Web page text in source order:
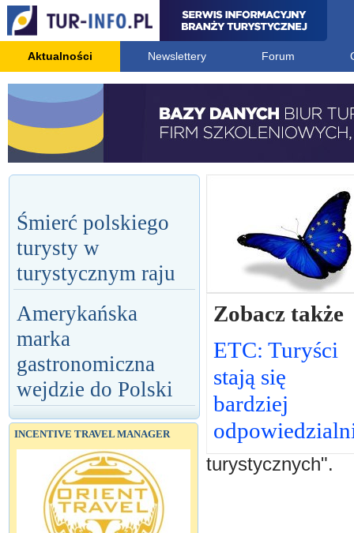
Aktualności Newslettery Forum
Śmierć polskiego
turysty w
turystycznym raju
Amerykańska
marka
gastronomiczna
wejdzie do Polski
INCENTIVE TRAVEL MANAGER
Zobacz także
ETC: Turyści
stają się
bardziej
turystycznych".